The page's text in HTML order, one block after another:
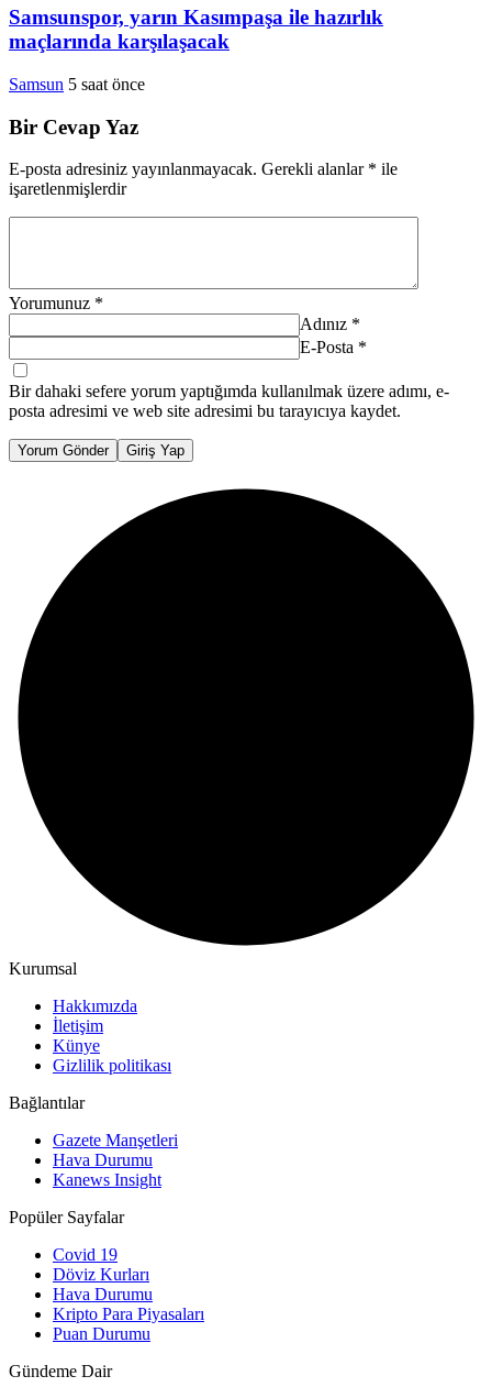
Samsunspor, yarın Kasımpaşa ile hazırlık
maçlarında karşılaşacak
Samsun 5 saat önce
Bir Cevap Yaz
E-posta adresiniz yayınlanmayacak. Gerekli alanlar * ile
işaretlenmişlerdir
Yorumunuz *
Adınız *
E-Posta *
Bir dahaki sefere yorum yaptığımda kullanılmak üzere adımı, e-
posta adresimi ve web site adresimi bu tarayıcıya kaydet.
Yorum Gönder Giriş Yap
Kurumsal
Hakkımızda
İletişim
Künye
Gizlilik politikası
Bağlantılar
Gazete Manşetleri
Hava Durumu
Kanews Insight
Popüler Sayfalar
Covid 19
Döviz Kurları
Hava Durumu
Kripto Para Piyasaları
Puan Durumu
Gündeme Dair